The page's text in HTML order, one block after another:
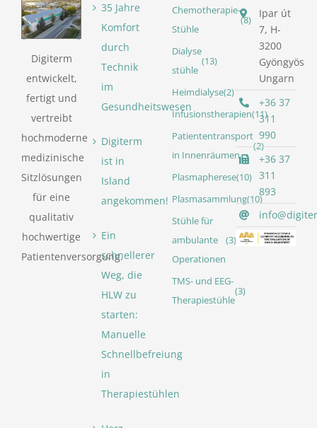
Digiterm
entwickelt,
fertigt und
vertreibt
hochmoderne
medizinische
Sitzlösungen
für eine
qualitativ
hochwertige
Patientenversorgung.
35 Jahre
Komfort
durch
Technik
im
Gesundheitswesen
Digiterm
ist in
Island
angekommen!
Ein
schnellerer
Weg, die
HLW zu
starten:
Manuelle
Schnellbefreiung
in
Therapiestühlen
Chemotherapie-
Stühle
(8)
Dialyse
stühle
(13)
Heimdialyse(2)
Infusionstherapien(11)
Patiententransport
in Innenräumen
(2)
Plasmapherese(10)
Plasmasammlung(10)
Stühle für
ambulante
Operationen
(3)
TMS- und EEG-
Therapiestühle
(3)
Ipar út
7, H-
3200
Gyöngyös
Ungarn
+36 37
311
990
+36 37
311
893